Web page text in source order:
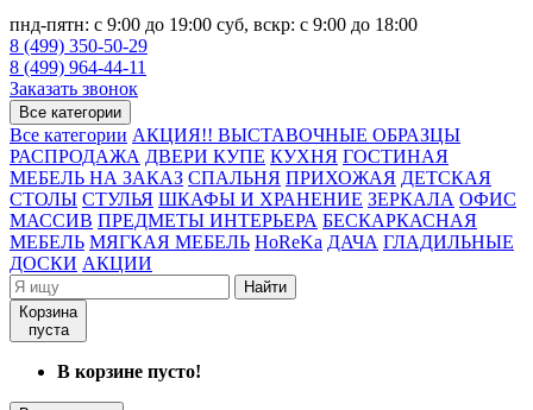
пнд-пятн: с 9:00 до 19:00 суб, вскр: с 9:00 до 18:00
8 (499) 350-50-29
8 (499) 964-44-11
Заказать звонок
Все категории
Все категории АКЦИЯ!! ВЫСТАВОЧНЫЕ ОБРАЗЦЫ
РАСПРОДАЖА ДВЕРИ КУПЕ КУХНЯ ГОСТИНАЯ
МЕБЕЛЬ НА ЗАКАЗ СПАЛЬНЯ ПРИХОЖАЯ ДЕТСКАЯ
СТОЛЫ СТУЛЬЯ ШКАФЫ И ХРАНЕНИЕ ЗЕРКАЛА ОФИС
МАССИВ ПРЕДМЕТЫ ИНТЕРЬЕРА БЕСКАРКАСНАЯ
МЕБЕЛЬ МЯГКАЯ МЕБЕЛЬ HoReKa ДАЧА ГЛАДИЛЬНЫЕ
ДОСКИ АКЦИИ
Найти
Корзина
пуста
В корзине пусто!